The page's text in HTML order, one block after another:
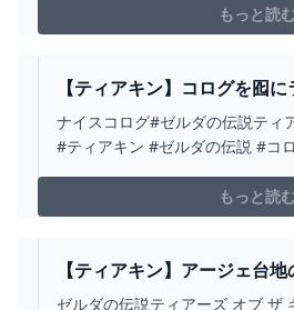
今回の記事は、シドがミファー
が
もっと読
【ティアキン】コログを囮
ク【ゼルダの伝説 ティアー
ム】 - YOUTUBE
ナイスコログ#ゼルダの伝説ティ
#ティアキン #ゼルダの伝説 #コ
もっと読
【ティアキン】アージェ台
ルダの伝説ティアーズ オブ ザ キン
ゼルダの伝説ティアーズ オブ ザ